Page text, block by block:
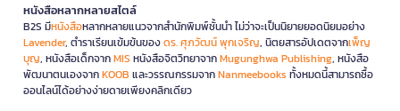
หนังสือหลากหลายสไตล์
B2S มีหนังสือหลากหลายแนวจากสำนักพิมพ์ชั้นนำ ไม่ว่าจะเป็นนิยายยอดนิยมอย่าง
Lavender, ตำราเรียนเข้มข้นของดร. ศุภวัฒน์ พุกเจริญ, นิตยสารอัปเดตจากเพ็ญ
บุญ, หนังสือเด็กจากMIS หนังสือจิตวิทยาจากMugunghwa Publishing, หนังสือ
พัฒนาตนเองจากKOOB และวรรณกรรมจากNanmeebooks ทั้งหมดนี้สามารถซื้อ
ออนไลน์ได้อย่างง่ายดายเพียงคลิกเดียว